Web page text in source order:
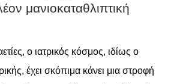
μανιοκαταθλιπτική
ο ιατρικός κόσμος, ιδίως ο
έχει σκόπιμα κάνει μια στροφή